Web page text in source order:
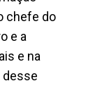
chefe do
e a
e na
desse